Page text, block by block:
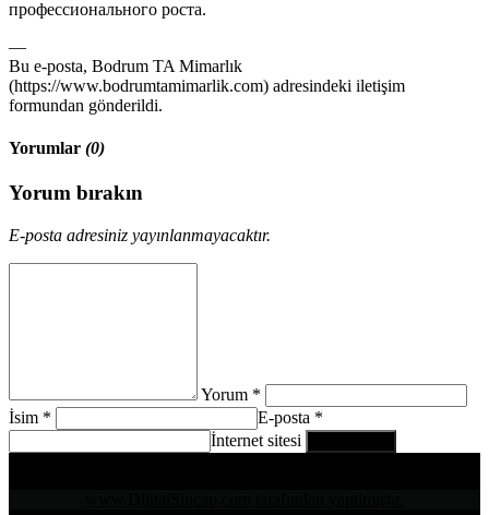
профессионального роста.
—
Bu e-posta, Bodrum TA Mimarlık
(https://www.bodrumtamimarlik.com) adresindeki iletişim
formundan gönderildi.
Yorumlar (0)
Yorum bırakın
E-posta adresiniz yayınlanmayacaktır.
Yorum *
İsim *
E-posta *
İnternet sitesi